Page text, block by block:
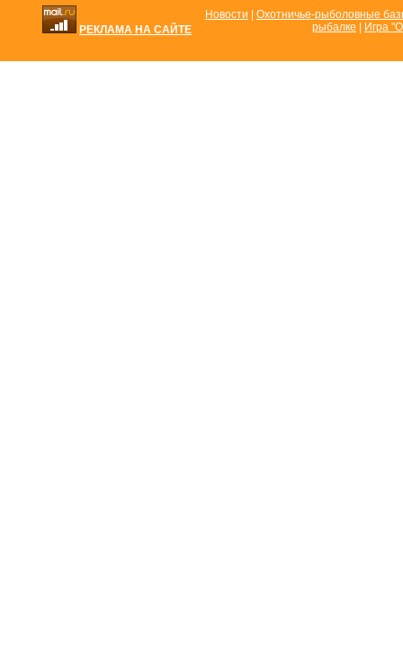
РЕКЛАМА НА САЙТЕ
Новости
Охотничье-рыболовные
рыбалке
Игра